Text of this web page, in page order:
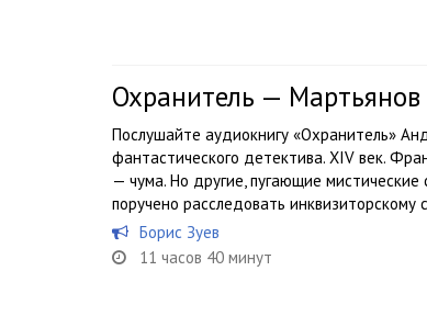
Охранитель —
Послушайте аудиокнигу «Охранитель»
фантастического детектива. XIV век.
— чума. Но другие, пугающие
поручено расследовать
Борис Зуев
11 часов 40 минут